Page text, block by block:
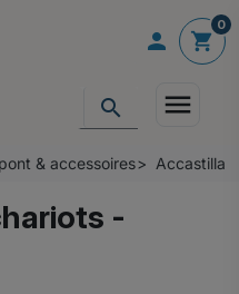
 shopping_cart
0
search menu
& accessoires
-